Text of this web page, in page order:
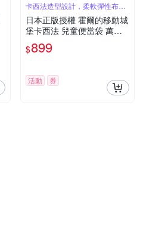
卡西法造型設計，柔軟彈性布
料，拉鍊設計
日本正版授權 霍爾的移動城
堡卡西法 兒童便當袋 萬用
手提袋
$899
活動 券